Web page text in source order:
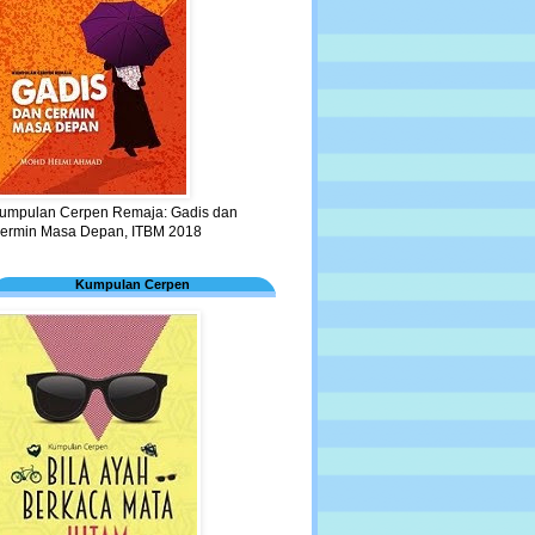
Cerpen Remaja: Gadis dan
Masa Depan, ITBM 2018
Kumpulan Cerpen